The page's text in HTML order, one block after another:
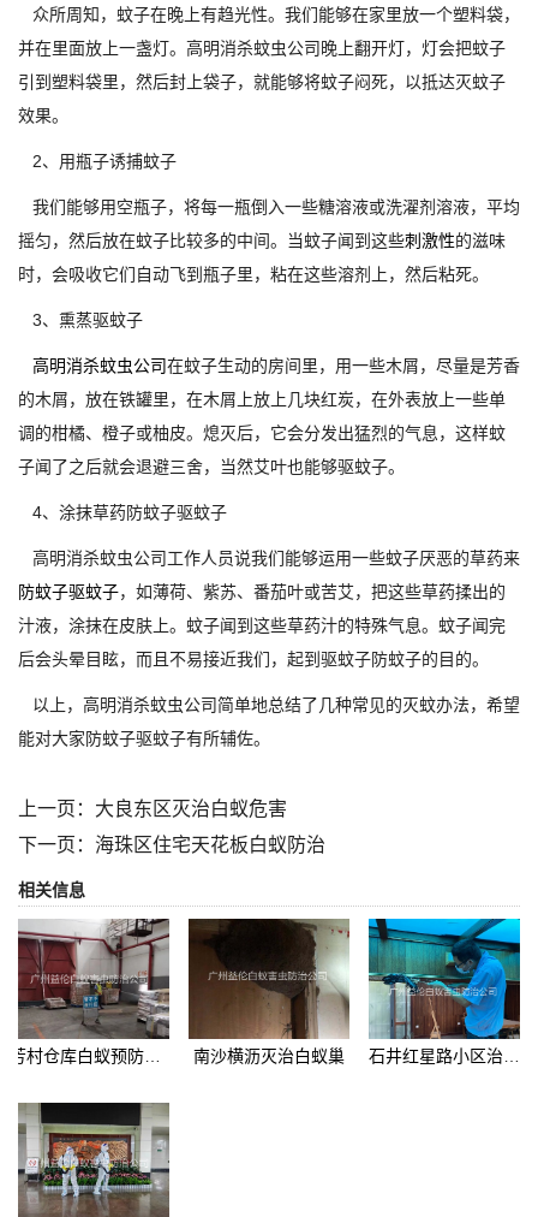
众所周知，蚊子在晚上有趋光性。我们能够在家里放一个塑料袋，
并在里面放上一盏灯。高明消杀蚊虫公司晚上翻开灯，灯会把蚊子
引到塑料袋里，然后封上袋子，就能够将蚊子闷死，以抵达灭蚊子
效果。
2、用瓶子诱捕蚊子
我们能够用空瓶子，将每一瓶倒入一些糖溶液或洗濯剂溶液，平均
摇匀，然后放在蚊子比较多的中间。当蚊子闻到这些刺激性的滋味
时，会吸收它们自动飞到瓶子里，粘在这些溶剂上，然后粘死。
3、熏蒸驱蚊子
高明消杀蚊虫公司在蚊子生动的房间里，用一些木屑，尽量是芳香
的木屑，放在铁罐里，在木屑上放上几块红炭，在外表放上一些单
调的柑橘、橙子或柚皮。熄灭后，它会分发出猛烈的气息，这样蚊
子闻了之后就会退避三舍，当然艾叶也能够驱蚊子。
4、涂抹草药防蚊子驱蚊子
高明消杀蚊虫公司工作人员说我们能够运用一些蚊子厌恶的草药来
防蚊子驱蚊子，如薄荷、紫苏、番茄叶或苦艾，把这些草药揉出的
汁液，涂抹在皮肤上。蚊子闻到这些草药汁的特殊气息。蚊子闻完
后会头晕目眩，而且不易接近我们，起到驱蚊子防蚊子的目的。
以上，高明消杀蚊虫公司简单地总结了几种常见的灭蚊办法，希望
能对大家防蚊子驱蚊子有所辅佐。
上一页： 大良东区灭治白蚁危害
下一页： 海珠区住宅天花板白蚁防治
相关信息
南沙横沥灭治白蚁巢